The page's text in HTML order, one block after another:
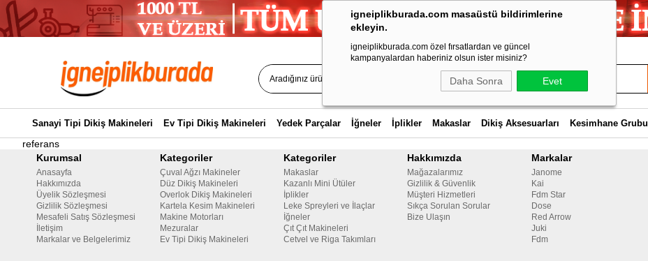
igneiplikburada.com masaüstü bildirimlerine
ekleyin.
igneiplikburada.com özel fırsatlardan ve güncel
kampanyalardan haberiniz olsun ister misiniz?
Daha Sonra Evet
Sanayi Tipi Dikiş Makineleri Ev Tipi Dikiş Makineleri Yedek Parçalar İğneler İplikler Makaslar Dikiş Aksesuarları Kesimhane Grubu
referans
Kurumsal
Anasayfa
Hakkımızda
Üyelik Sözleşmesi
Gizlilik Sözleşmesi
Mesafeli Satış Sözleşmesi
İletişim
Markalar ve Belgelerimiz
Kategoriler
Çuval Ağzı Makineler
Düz Dikiş Makineleri
Overlok Dikiş Makineleri
Kartela Kesim Makineleri
Makine Motorları
Mezuralar
Ev Tipi Dikiş Makineleri
Kategoriler
Makaslar
Kazanlı Mini Ütüler
İplikler
Leke Spreyleri ve İlaçlar
İğneler
Çıt Çıt Makineleri
Cetvel ve Riga Takımları
Hakkımızda
Mağazalarımız
Gizlilik & Güvenlik
Müşteri Hizmetleri
Sıkça Sorulan Sorular
Bize Ulaşın
Markalar
Janome
Kai
Fdm Star
Dose
Red Arrow
Juki
Fdm